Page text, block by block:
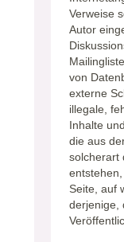
Verweise
Autor
von
externe
illegale,
Inhalte
die aus
solcherart
Seite, auf
derjenige,